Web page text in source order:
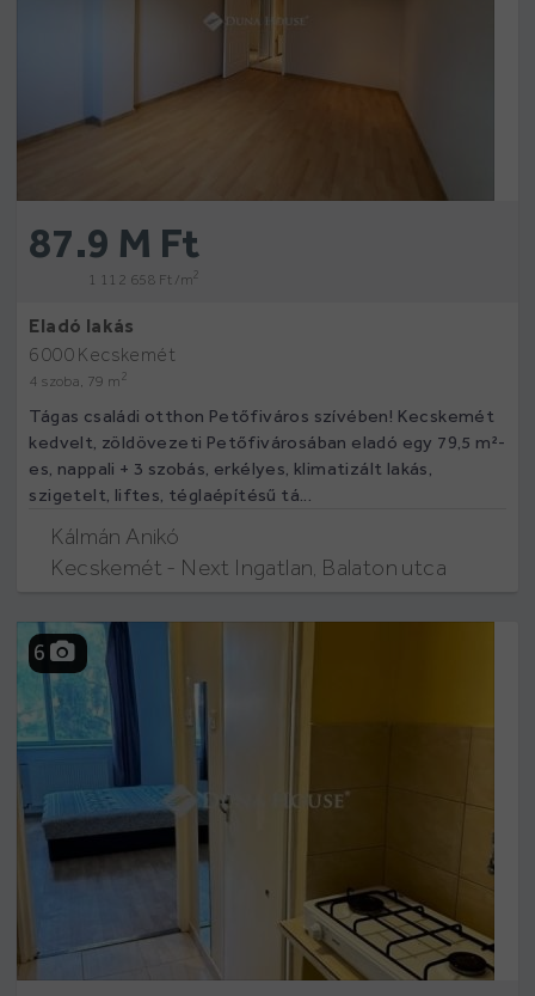
87.9 M Ft
1 112 658 Ft /m2
Eladó lakás
6000 Kecskemét
4 szoba, 79 m 2
Tágas családi otthon Petőfiváros szívében! Kecskemét
kedvelt, zöldövezeti Petőfivárosában eladó egy 79,5 m²-
es, nappali + 3 szobás, erkélyes, klimatizált lakás,
szigetelt, liftes, téglaépítésű tá...
Kálmán Anikó
Kecskemét - Next Ingatlan, Balaton utca
6